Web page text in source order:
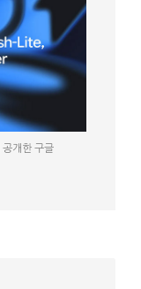
개한 구글